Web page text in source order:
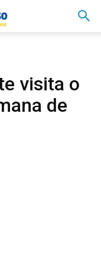
visita o
de